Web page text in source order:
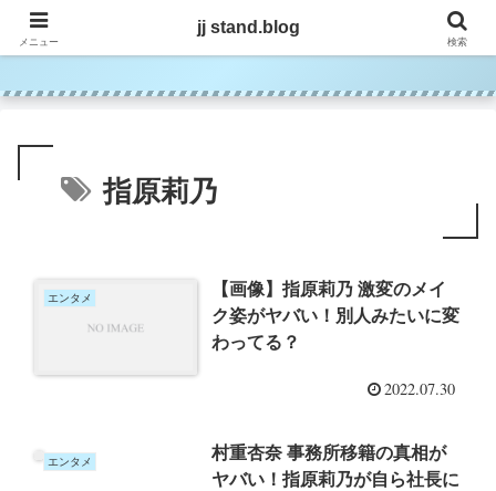
jj stand.blog
指原莉乃
エンタメ
【画像】指原莉乃 激変のメイ
ク姿がヤバい！別人みたいに変
わってる？
2022.07.30
エンタメ
村重杏奈 事務所移籍の真相が
ヤバい！指原莉乃が自ら社長に
メニュー
jj stand.blog
検索